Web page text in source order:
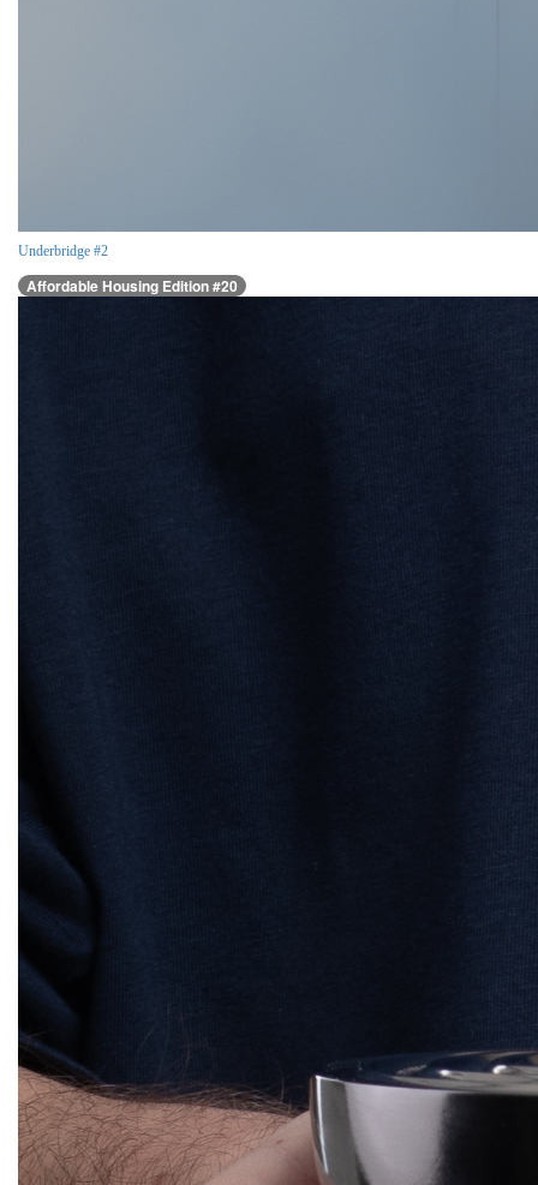
Underbridge #2
Affordable Housing Edition #20